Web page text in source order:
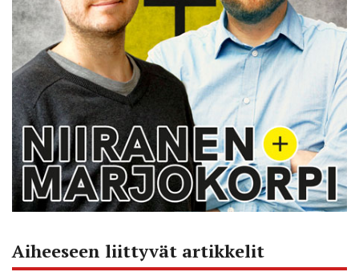
Aiheeseen liittyvät artikkelit